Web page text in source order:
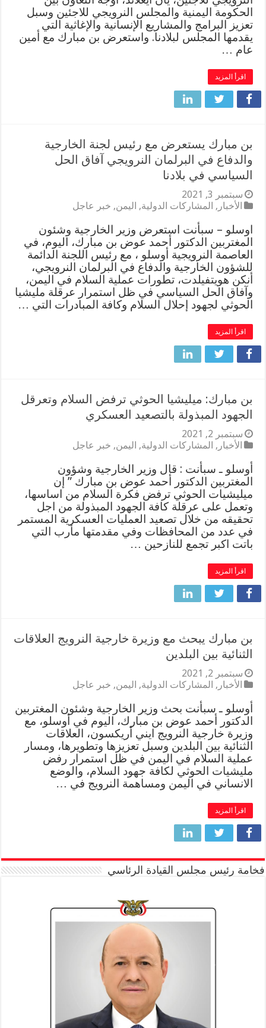
الحكومة اليمنية والمجلس النرويجي للاجئين وسبل
تعزيز البرامج والمشاريع الإنسانية والإغاثية التي
يقدمها المجلس لبلادنا. واستعرض بن مبارك مع أمين
عام …
اقرأ المزيد
بن مبارك يستعرض مع رئيس لجنة الخارجية
والدفاع في البرلمان النرويجي آفاق الحل
السياسي في بلادنا
سبتمبر 3, 2021
الأخبار , المشاركات الدولية, اليمن, خبر عاجل
اوسلو – سبأنت استعرض وزير الخارجية وشئون
المغتربين الدكتور أحمد عوض بن مبارك، اليوم، في
العاصمة النرويجية أوسلو ، مع رئيس اللجنة الدائمة
للشؤون الخارجية والدفاع في البرلمان النرويجي،
أنكن هويتفيلدت، تطورات عملية السلام في اليمن،
وآفاق الحل السياسي في ظل استمرار عرقلة مليشيا
الحوثي لجهود إحلال السلام وكافة المبادرات التي …
اقرأ المزيد
بن مبارك: ميليشيا الحوثي ترفض السلام وتعرقل
الجهود المبذولة بالتصعيد العسكري
سبتمبر 2, 2021
الأخبار , المشاركات الدولية, اليمن, خبر عاجل
أوسلو ـ سبأنت : قال وزير الخارجية وشؤون
المغتربين الدكتور أحمد عوض بن مبارك ” إن
ميليشيات الحوثي ترفض فكرة السلام من اساسها،
وتعمل على عرقلة كافة الجهود المبذولة من اجل
تحقيقه من خلال تصعيد العمليات العسكرية المستمر
في عدد من المحافظات وفي مقدمتها مأرب التي
باتت اكبر تجمع للنازحين …
اقرأ المزيد
بن مبارك يبحث مع وزيرة خارجية النرويج العلاقات
الثنائية بين البلدين
سبتمبر 2, 2021
الأخبار , المشاركات الدولية, اليمن, خبر عاجل
أوسلو ـ سبأنت بحث وزير الخارجية وشئون المغتربين
الدكتور أحمد عوض بن مبارك، اليوم في أوسلو، مع
وزيرة خارجية النرويج ايني أريكسون، العلاقات
الثنائية بين البلدين وسبل تعزيزها وتطويرها، ومسار
عملية السلام في اليمن في ظل استمرار رفض
مليشيات الحوثي لكافة جهود السلام، والوضع
الانساني في اليمن ومساهمة النرويج في …
اقرأ المزيد
فخامة رئيس مجلس القيادة الرئاسي